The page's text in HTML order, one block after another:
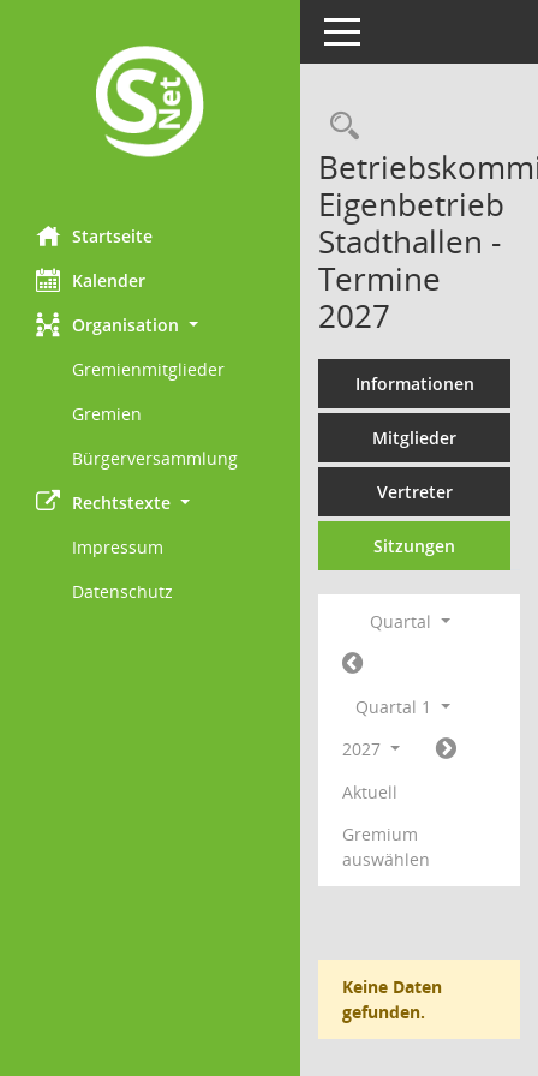
Startseite
Kalender
Organisation
Gremienmitglieder
Gremien
Bürgerversammlung
Rechtstexte
Impressum
Datenschutz
Toggle navigation
Eigenbetrieb
Stadthallen -
Termine
2027
Informationen
Mitglieder
Vertreter
Sitzungen
Quartal
Quartal 1
2027
Aktuell
Gremium
auswählen
Keine Daten
gefunden.